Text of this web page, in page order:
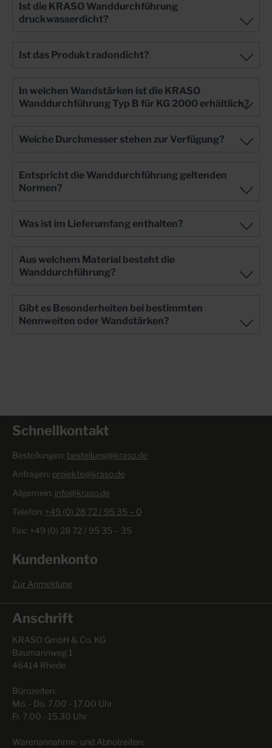
Ist die KRASO Wanddurchführung
druckwasserdicht?
Ist das Produkt radondicht?
In welchen Wandstärken ist die KRASO
Wanddurchführung Typ B für KG 2000 erhältlich?
Welche Durchmesser stehen zur Verfügung?
Entspricht die Wanddurchführung geltenden
Normen?
Was ist im Lieferumfang enthalten?
Aus welchem Material besteht die
Wanddurchführung?
Gibt es Besonderheiten bei bestimmten
Nennweiten oder Wandstärken?
Schnellkontakt
Bestellungen: bestellung@kraso.de
Anfragen: projekte@kraso.de
Allgemein: info@kraso.de
Telefon: +49 (0) 28 72 / 95 35 – 0
Fax: +49 (0) 28 72 / 95 35 – 35
Kundenkonto
Zur Anmeldung
Anschrift
KRASO GmbH & Co. KG
Baumannweg 1
46414 Rhede
Bürozeiten:
Mo. - Do. 7.00 - 17.00 Uhr
Fr. 7.00 - 15.30 Uhr
Warenannahme- und Abholzeiten: